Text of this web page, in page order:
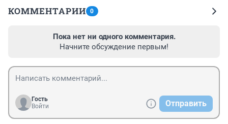
КОММЕНТАРИИ 0
Пока нет ни одного комментария.
Начните обсуждение первым!
Гость
Войти
Отправить